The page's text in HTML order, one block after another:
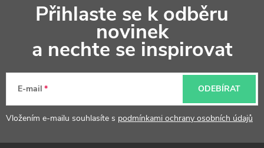
a
Přihlaste se k odběru
novinek
a nechte se inspirovat
E-mail
Vložením e-mailu souhlasíte s podmínkami ochrany osobních údajů
ODEBÍRAT